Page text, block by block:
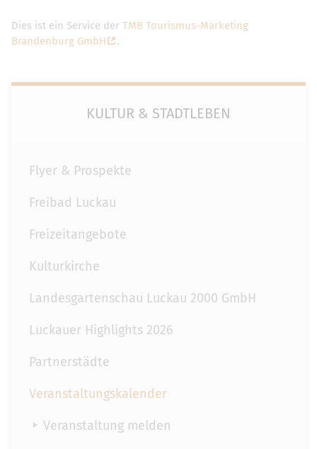
Dies ist ein Service der TMB Tourismus-Marketing
Brandenburg GmbH
.
KULTUR & STADTLEBEN
Flyer & Prospekte
Freibad Luckau
Freizeitangebote
Kulturkirche
Landesgartenschau Luckau 2000 GmbH
Luckauer Highlights 2026
Partnerstädte
Veranstaltungskalender
Veranstaltung melden